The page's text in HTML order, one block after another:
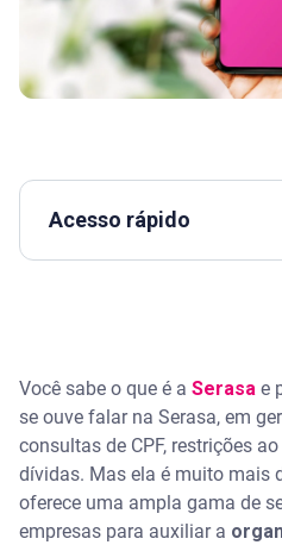
Acesso rápido
Qual é a história da
Serviços da Serasa ao
Você sabe o que é a Serasa e
se ouve falar na Serasa, em
consultas de CPF, restrições
dívidas. Mas ela é muito mais
oferece uma ampla gama de
empresas para auxiliar a